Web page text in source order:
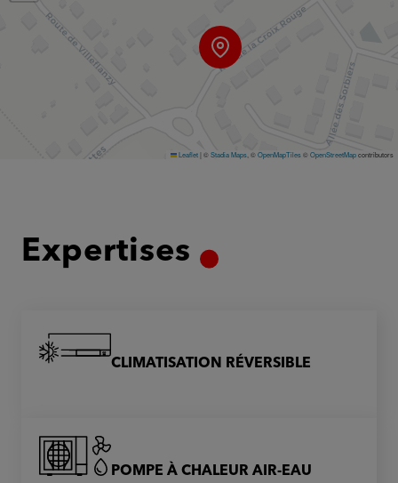
Leaflet| ©Stadia Maps , ©OpenMapTiles©OpenStreetMapcontributors
Expertises
CLIMATISATION RÉVERSIBLE
POMPE À CHALEUR AIR-EAU